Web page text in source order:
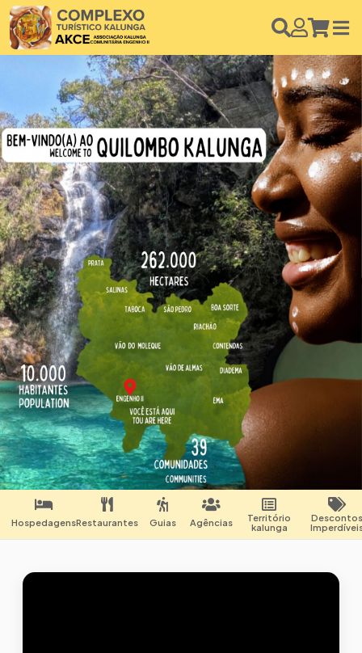
HospedagensRestaurantes Guias Agências
Território
kalunga
Descontos